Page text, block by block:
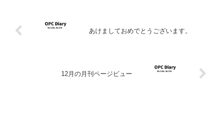
あけましておめでとうございます。
12月の月刊ページビュー